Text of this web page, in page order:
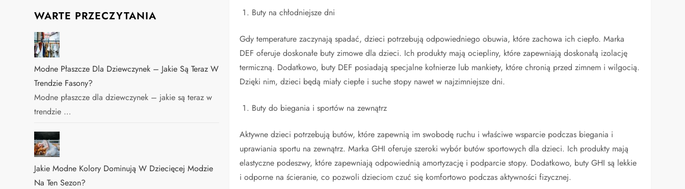
Buty na chłodniejsze dni
Gdy temperature zaczynają spadać, dzieci potrzebują odpowiedniego obuwia, które zachowa ich ciepło. Marka
DEF oferuje doskonałe buty zimowe dla dzieci. Ich produkty mają ociepliny, które zapewniają doskonałą izolację
termiczną. Dodatkowo, buty DEF posiadają specjalne kołnierze lub mankiety, które chronią przed zimnem i wilgocią.
Dzięki nim, dzieci będą miały ciepłe i suche stopy nawet w najzimniejsze dni.
Buty do biegania i sportów na zewnątrz
Aktywne dzieci potrzebują butów, które zapewnią im swobodę ruchu i właściwe wsparcie podczas biegania i
uprawiania sportu na zewnątrz. Marka GHI oferuje szeroki wybór butów sportowych dla dzieci. Ich produkty mają
elastyczne podeszwy, które zapewniają odpowiednią amortyzację i podparcie stopy. Dodatkowo, buty GHI są lekkie
i odporne na ścieranie, co pozwoli dzieciom czuć się komfortowo podczas aktywności fizycznej.
WARTE PRZECZYTANIA
Modne Płaszcze Dla Dziewczynek – Jakie Są Teraz W
Trendzie Fasony?
Modne płaszcze dla dziewczynek – jakie są teraz w
trendzie …
Jakie Modne Kolory Dominują W Dziecięcej Modzie
Na Ten Sezon?